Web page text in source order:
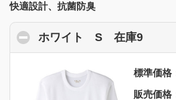
快適設計、抗菌防臭
ホワイト S 在庫9
標準価格
販売価格